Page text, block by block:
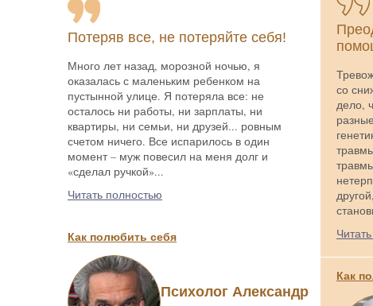
Потеряв все, не потеряйте себя!
Много лет назад, морозной ночью, я
оказалась с маленьким ребенком на
пустынной улице. Я потеряла все: не
осталось ни работы, ни зарплаты, ни
квартиры, ни семьи, ни друзей... ровным
счетом ничего. Все испарилось в один
момент – муж повесил на меня долг и
«сделал ручкой»...
Читать полностью
Как полюбить себя
Психолог Александр
со
дело,
Как